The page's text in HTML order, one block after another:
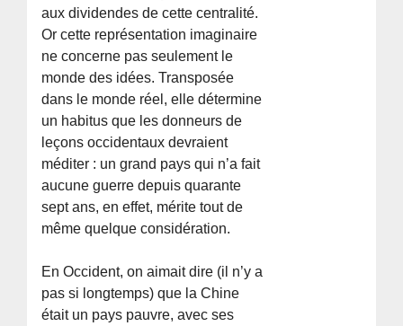
aux dividendes de cette centralité.
Or cette représentation imaginaire
ne concerne pas seulement le
monde des idées. Transposée
dans le monde réel, elle détermine
un habitus que les donneurs de
leçons occidentaux devraient
méditer : un grand pays qui n’a fait
aucune guerre depuis quarante
sept ans, en effet, mérite tout de
même quelque considération.
En Occident, on aimait dire (il n’y a
pas si longtemps) que la Chine
était un pays pauvre, avec ses